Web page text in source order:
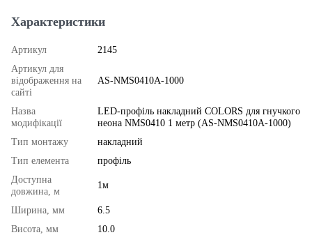
Характеристики
Артикул
2145
Артикул для
відображення на
сайті
AS-NMS0410A-1000
Назва
модифікації
LED-профіль накладний COLORS для гнучкого
неона NMS0410 1 метр (AS-NMS0410A-1000)
Тип монтажу
накладний
Тип елемента
профіль
Доступна
довжина, м
1м
Ширина, мм
6.5
Висота, мм
10.0